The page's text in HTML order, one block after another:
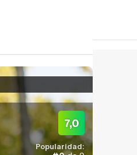
7,0
Popularidad: